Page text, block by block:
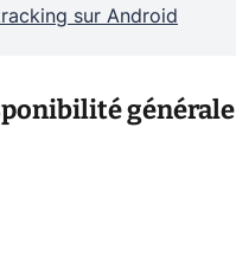
sur Android
générale